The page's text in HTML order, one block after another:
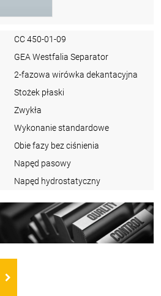
CC 450-01-09
GEA Westfalia Separator
2-fazowa wirówka dekantacyjna
Stożek płaski
Zwykła
Wykonanie standardowe
Obie fazy bez ciśnienia
Napęd pasowy
Napęd hydrostatyczny